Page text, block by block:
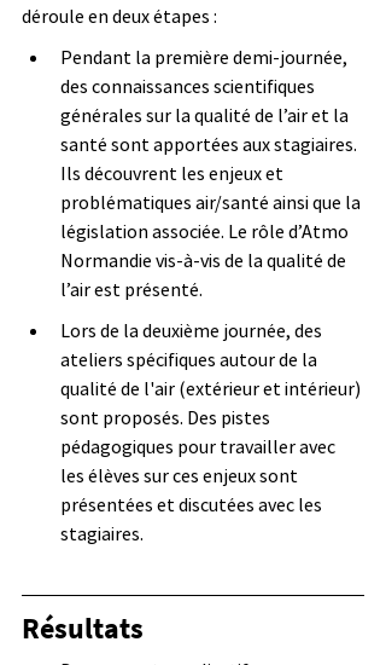
déroule en deux étapes :
Pendant la première demi-journée,
des connaissances scientifiques
générales sur la qualité de l’air et la
santé sont apportées aux stagiaires.
Ils découvrent les enjeux et
problématiques air/santé ainsi que la
législation associée. Le rôle d’Atmo
Normandie vis-à-vis de la qualité de
l’air est présenté.
Lors de la deuxième journée, des
ateliers spécifiques autour de la
qualité de l'air (extérieur et intérieur)
sont proposés. Des pistes
pédagogiques pour travailler avec
les élèves sur ces enjeux sont
présentées et discutées avec les
stagiaires.
Résultats